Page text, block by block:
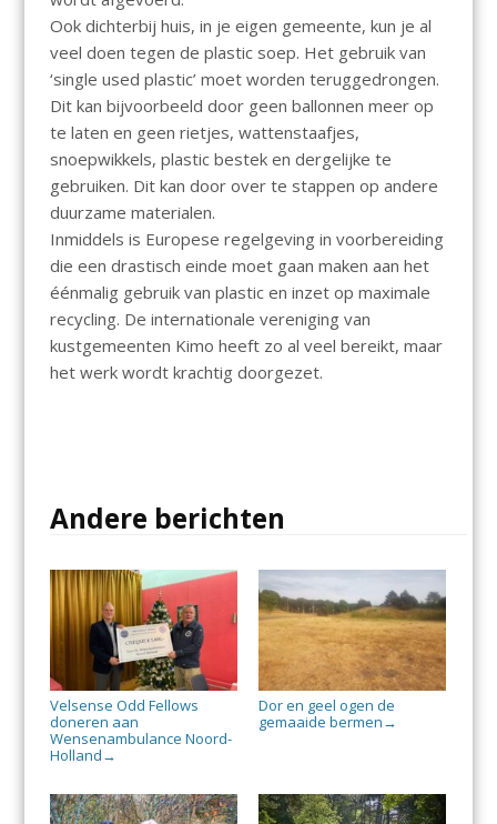
Ook dichterbij huis, in je eigen gemeente, kun je al
veel doen tegen de plastic soep. Het gebruik van
‘single used plastic’ moet worden teruggedrongen.
Dit kan bijvoorbeeld door geen ballonnen meer op
te laten en geen rietjes, wattenstaafjes,
snoepwikkels, plastic bestek en dergelijke te
gebruiken. Dit kan door over te stappen op andere
duurzame materialen.
Inmiddels is Europese regelgeving in voorbereiding
die een drastisch einde moet gaan maken aan het
éénmalig gebruik van plastic en inzet op maximale
recycling. De internationale vereniging van
kustgemeenten Kimo heeft zo al veel bereikt, maar
het werk wordt krachtig doorgezet.
Andere berichten
Velsense Odd Fellows
doneren aan
Wensenambulance Noord-
Holland →
Dor en geel ogen de
gemaaide bermen →